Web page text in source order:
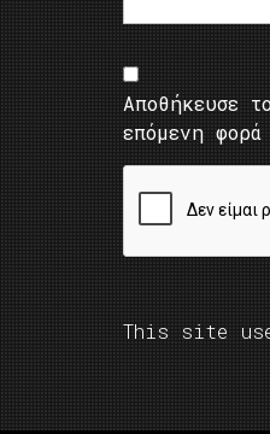
Αποθήκευσε
επόμενη
This site